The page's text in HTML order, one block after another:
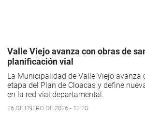
Valle Viejo avanza con obras de
planificación vial
La Municipalidad de Valle Viejo avanza
etapa del Plan de Cloacas y define
en la red vial departamental.
26 DE ENERO DE 2026 - 13:20